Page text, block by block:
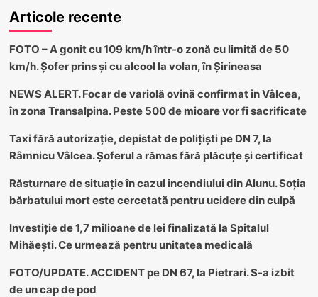
Articole recente
FOTO – A gonit cu 109 km/h într-o zonă cu limită de 50
km/h. Șofer prins și cu alcool la volan, în Șirineasa
NEWS ALERT. Focar de variolă ovină confirmat în Vâlcea,
în zona Transalpina. Peste 500 de mioare vor fi sacrificate
Taxi fără autorizație, depistat de polițiști pe DN 7, la
Râmnicu Vâlcea. Șoferul a rămas fără plăcuțe și certificat
Răsturnare de situație în cazul incendiului din Alunu. Soția
bărbatului mort este cercetată pentru ucidere din culpă
Investiție de 1,7 milioane de lei finalizată la Spitalul
Mihăești. Ce urmează pentru unitatea medicală
FOTO/UPDATE. ACCIDENT pe DN 67, la Pietrari. S-a izbit
de un cap de pod